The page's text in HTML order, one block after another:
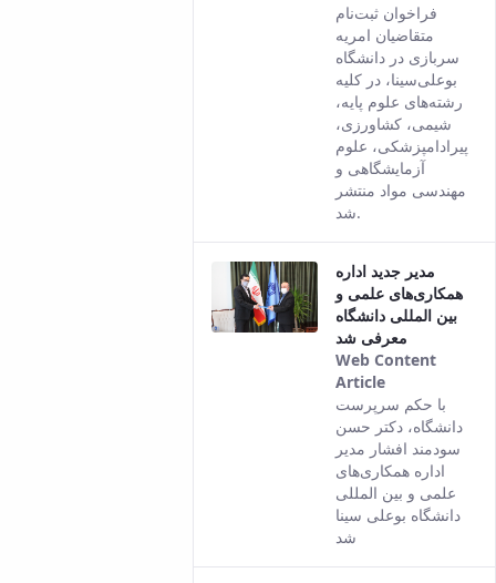
This result
comes from
the Persian
version of
this content.
فراخوان ثبت‌نام
متقاضیان امریه
سربازی در دانشگاه
بوعلی‌سینا، در کلیه
رشته‌های علوم پایه،
شیمی، کشاورزی،
پیرادامپزشکی، علوم
آزمایشگاهی و
مهندسی مواد منتشر
شد.
مدیر جدید اداره
همکاری‌های علمی و
بین المللی دانشگاه
معرفی شد
Web Content
Article
This result
comes from
the Persian
version of
this content.
با حکم سرپرست
دانشگاه، دکتر حسن
سودمند افشار مدیر
اداره همکاری‌های
علمی و بین المللی
دانشگاه بوعلی سینا
شد